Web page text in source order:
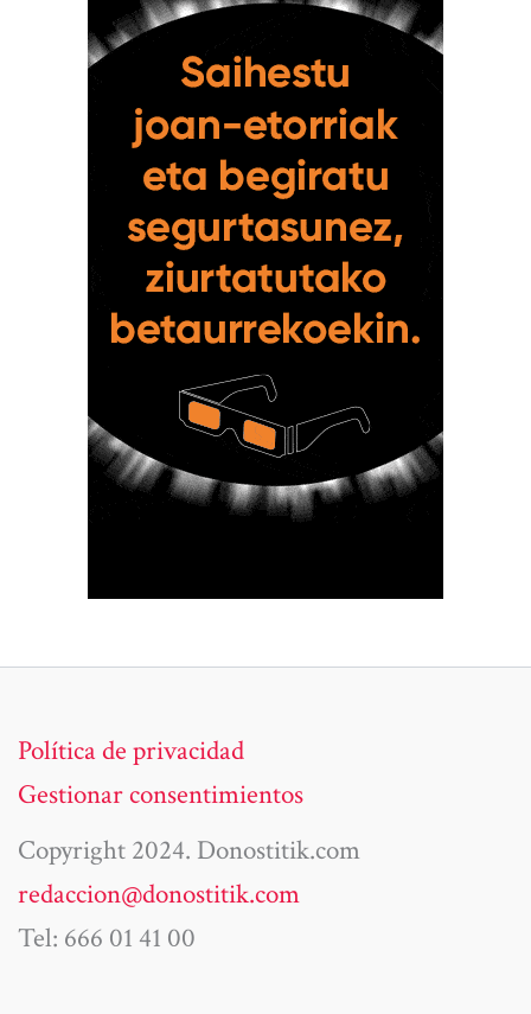
Política de privacidad
Gestionar consentimientos
Copyright 2024. Donostitik.com
redaccion@donostitik.com
Tel: 666 01 41 00